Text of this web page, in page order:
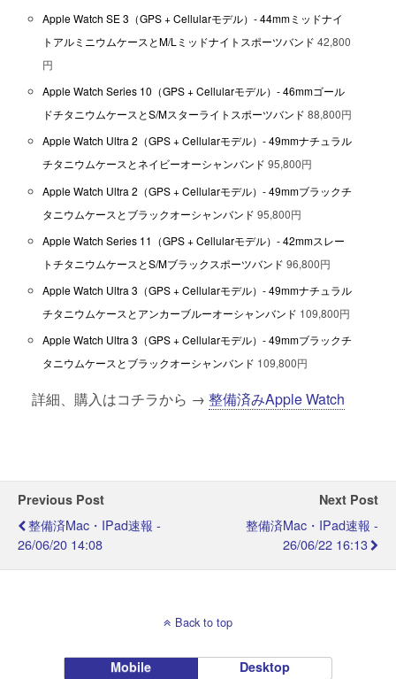
Apple Watch SE 3（GPS + Cellularモデル）- 44mmミッドナイ
トアルミニウムケースとM/Lミッドナイトスポーツバンド42,800
円
Apple Watch Series 10（GPS + Cellularモデル）- 46mmゴール
ドチタニウムケースとS/Mスターライトスポーツバンド88,800円
Apple Watch Ultra 2（GPS + Cellularモデル）- 49mmナチュラル
チタニウムケースとネイビーオーシャンバンド95,800円
Apple Watch Ultra 2（GPS + Cellularモデル）- 49mmブラックチ
タニウムケースとブラックオーシャンバンド95,800円
Apple Watch Series 11（GPS + Cellularモデル）- 42mmスレー
トチタニウムケースとS/Mブラックスポーツバンド96,800円
Apple Watch Ultra 3（GPS + Cellularモデル）- 49mmナチュラル
チタニウムケースとアンカーブルーオーシャンバンド 109,800円
Apple Watch Ultra 3（GPS + Cellularモデル）- 49mmブラックチ
タニウムケースとブラックオーシャンバンド 109,800円
詳細、購入はコチラから → 整備済みApple Watch
Previous Post
整備済Mac・iPad速報 -
26/06/20 14:08
Next Post
整備済Mac・iPad速報 -
26/06/22 16:13
Back to top
Mobile Desktop